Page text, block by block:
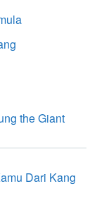
the Giant
Dari Kang